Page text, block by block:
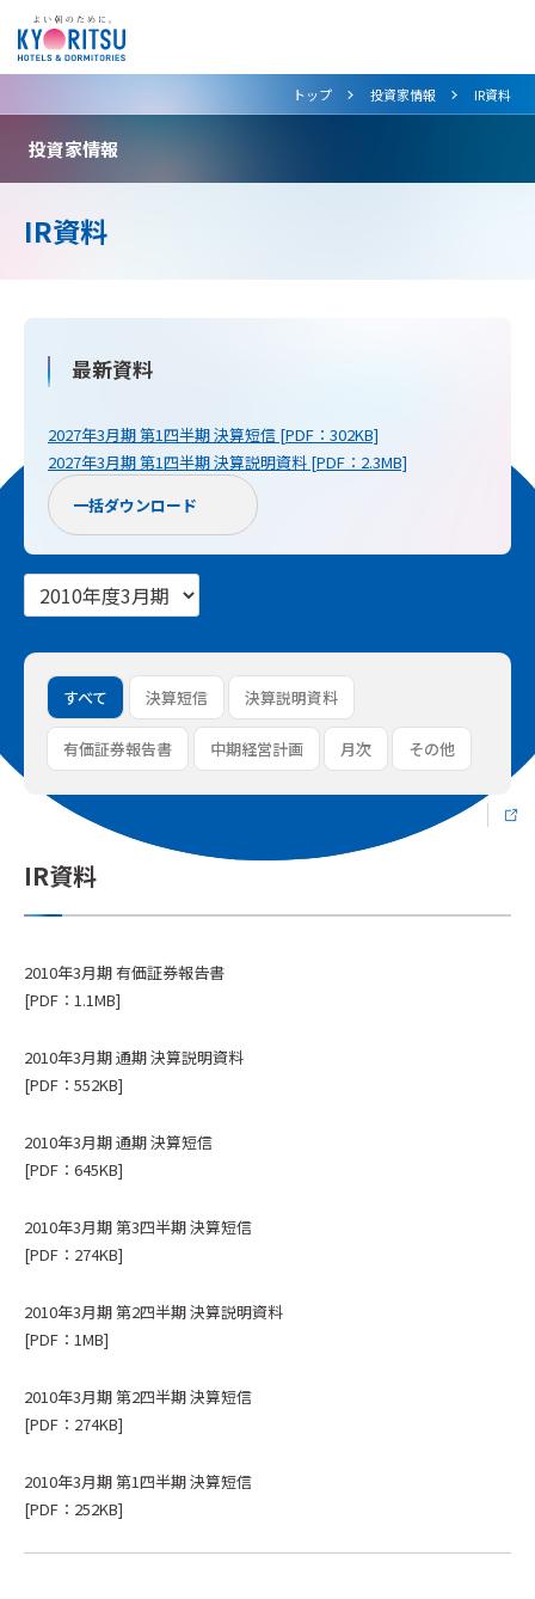
トップ >
投資家情報 >
IR資料
投資家情報
IR資料
最新資料
2027年3月期 第1四半期 決算短信 [PDF：302KB]
2027年3月期 第1四半期 決算説明資料 [PDF：2.3MB]
一括ダウンロード
すべて 決算短信 決算説明資料
有価証券報告書 中期経営計画 月次 その他
IR資料
2010年3月期 有価証券報告書
[PDF：1.1MB]
2010年3月期 通期 決算説明資料
[PDF：552KB]
2010年3月期 通期 決算短信
[PDF：645KB]
2010年3月期 第3四半期 決算短信
[PDF：274KB]
2010年3月期 第2四半期 決算説明資料
[PDF：1MB]
2010年3月期 第2四半期 決算短信
[PDF：274KB]
2010年3月期 第1四半期 決算短信
[PDF：252KB]